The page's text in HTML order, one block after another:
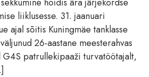
liiklusesse. 31. jaanuari
ajal sõitis Kuningmäe tanklasse
26-aastane meesterahvas
G4S patrullekipaaži turvatöötajalt,